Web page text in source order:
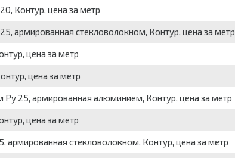
Контур, цена за метр
армированная стекловолокном, Контур, цена за метр
цена за метр
цена за метр
Ру 25, армированная алюминием, Контур, цена за метр
цена за метр
армированная стекловолокном, Контур, цена за метр